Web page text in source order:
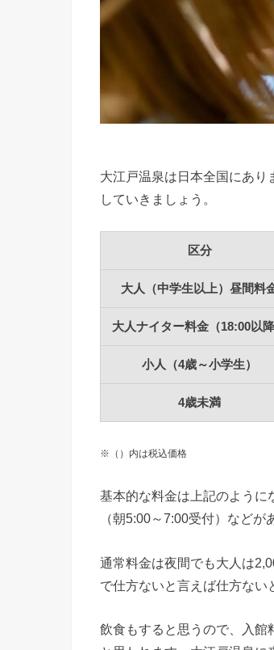
大江戸温泉は日本全国にあ
していきましょう。
区分
大人（中学生以上）昼間料
大人ナイター料金（18:00以降
小人（4歳～小学生）
4歳未満
※（）内は税込価格
基本的な料金は上記のように
（朝5:00～7:00受付）などが
通常料金は夜間でも大人は
で仕方ないと言えば仕方な
飲食もすると思うので、入館